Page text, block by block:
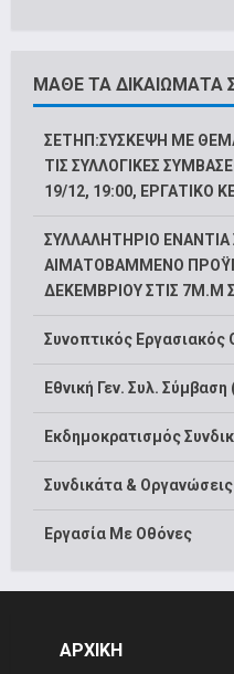
ΜΑΘΕ ΤΑ ΔΙΚΑΙΩΜΑΤΑ
ΣΕΤΗΠ:ΣΥΣΚΕΨΗ ΜΕ ΘΕΜΑ
ΤΙΣ ΣΥΛΛΟΓΙΚΕΣ
19/12, 19:00, ΕΡΓΑΤΙΚΟ
ΣΥΛΛΑΛΗΤΗΡΙΟ
ΑΙΜΑΤΟΒΑΜΜΕΝΟ
ΔΕΚΕΜΒΡΙΟΥ ΣΤΙΣ 7Μ.Μ
Συνοπτικός
Εθνική Γεν. Συλ.
Εκδημοκρατισμός
Συνδικάτα & Οργανώσεις
Εργασία Με Οθόνες
ΑΡΧΙΚΗ